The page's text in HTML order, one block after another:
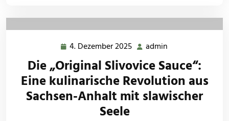
4. Dezember 2025 4.
Dezember
2025
admin
Die „Original Slivovice Sauce“:
Eine kulinarische Revolution aus
Sachsen-Anhalt mit slawischer
Seele